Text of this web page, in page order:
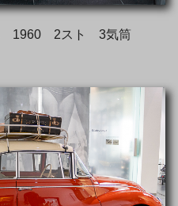
ペ 1960 2スト 3気筒